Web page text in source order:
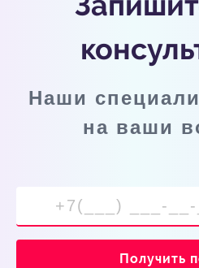
Наши
на ваши
Получить